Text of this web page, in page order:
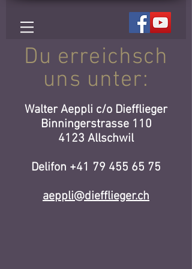
Du erreichsch
uns unter:
Walter Aeppli c/o Diefflieger
Binningerstrasse 110
4123 Allschwil
Delifon +41 79 455 65 75
aeppli@diefflieger.ch